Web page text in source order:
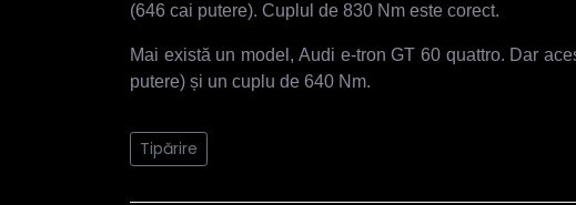
(646 cai putere). Cuplul de 830 Nm este corect.
Mai există un model, Audi e-tron GT 60 quattro. Dar
putere) și un cuplu de 640 Nm.
Tipărire